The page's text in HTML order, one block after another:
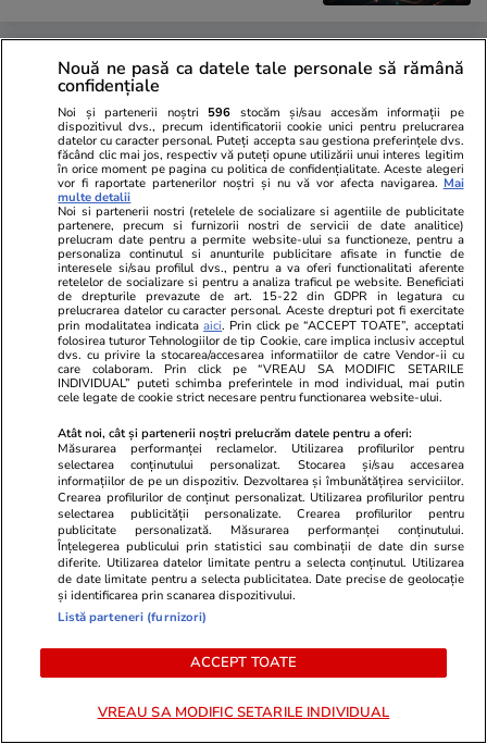
24 iul.
România fricii: Cum am ajuns să
trăim din spaimă în spaimă
23 iul.
Țoiu, arestează-mă dacă
altceva n-ai de făcut!
22 iul.
Lumea după 2015
Nouă ne pasă ca datele tale personale să rămână
confidențiale
Noi și partenerii noștri 596 stocăm și/sau accesăm informații pe
dispozitivul dvs., precum identificatorii cookie unici pentru prelucrarea
datelor cu caracter personal. Puteți accepta sau gestiona preferințele dvs.
făcând clic mai jos, respectiv vă puteți opune utilizării unui interes legitim
în orice moment pe pagina cu politica de confidențialitate. Aceste alegeri
vor fi raportate partenerilor noștri și nu vă vor afecta navigarea. Mai
multe detalii
Noi si partenerii nostri (retelele de socializare si agentiile de publicitate
partenere, precum si furnizorii nostri de servicii de date analitice)
prelucram date pentru a permite website-ului sa functioneze, pentru a
personaliza continutul si anunturile publicitare afisate in functie de
interesele si/sau profilul dvs., pentru a va oferi functionalitati aferente
retelelor de socializare si pentru a analiza traficul pe website. Beneficiati
de drepturile prevazute de art. 15-22 din GDPR in legatura cu
prelucrarea datelor cu caracter personal. Aceste drepturi pot fi exercitate
prin modalitatea indicataaici. Prin click pe “ACCEPT TOATE”, acceptati
folosirea tuturor Tehnologiilor de tip Cookie, care implica inclusiv acceptul
dvs. cu privire la stocarea/accesarea informatiilor de catre Vendor-ii cu
care colaboram. Prin click pe “VREAU SA MODIFIC SETARILE
INDIVIDUAL” puteti schimba preferintele in mod individual, mai putin
cele legate de cookie strict necesare pentru functionarea website-ului.
Atât noi, cât și partenerii noștri prelucrăm datele pentru a oferi:
Măsurarea performanței reclamelor. Utilizarea profilurilor pentru
selectarea conținutului personalizat. Stocarea și/sau accesarea
informațiilor de pe un dispozitiv. Dezvoltarea și îmbunătățirea serviciilor.
Crearea profilurilor de conținut personalizat. Utilizarea profilurilor pentru
selectarea publicității personalizate. Crearea profilurilor pentru
publicitate personalizată. Măsurarea performanței conținutului.
Înțelegerea publicului prin statistici sau combinații de date din surse
diferite. Utilizarea datelor limitate pentru a selecta conținutul. Utilizarea
de date limitate pentru a selecta publicitatea. Date precise de geolocație
și identificarea prin scanarea dispozitivului.
Listă parteneri (furnizori)
ACCEPT TOATE
VREAU SA MODIFIC SETARILE INDIVIDUAL